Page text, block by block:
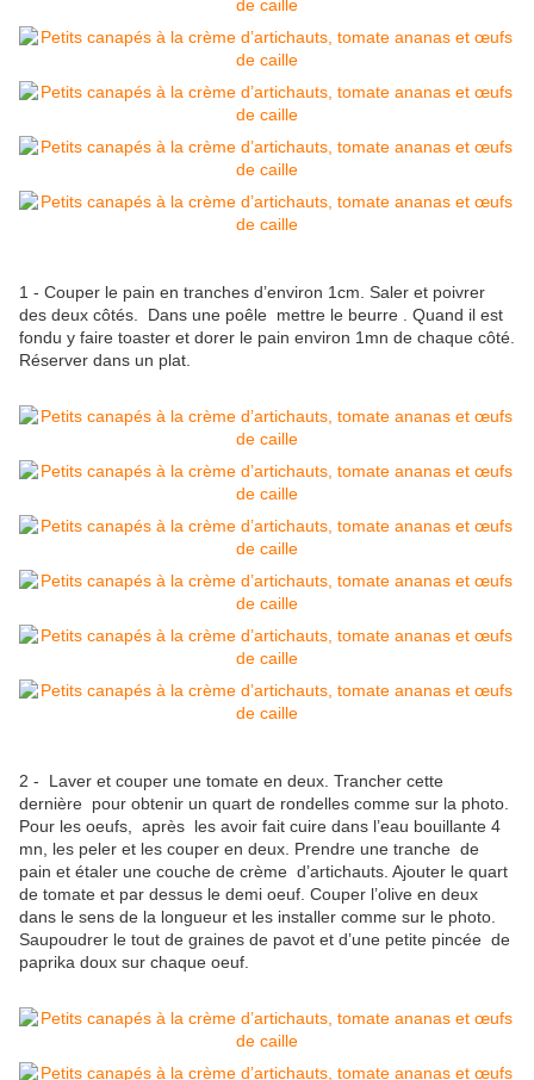
1 - Couper le pain en tranches d’environ 1cm. Saler et poivrer
des deux côtés. Dans une poêle mettre le beurre . Quand il est
fondu y faire toaster et dorer le pain environ 1mn de chaque côté.
Réserver dans un plat.
2 - Laver et couper une tomate en deux. Trancher cette
dernière pour obtenir un quart de rondelles comme sur la photo.
Pour les oeufs, après les avoir fait cuire dans l’eau bouillante 4
mn, les peler et les couper en deux. Prendre une tranche de
pain et étaler une couche de crème d’artichauts. Ajouter le quart
de tomate et par dessus le demi oeuf. Couper l’olive en deux
dans le sens de la longueur et les installer comme sur le photo.
Saupoudrer le tout de graines de pavot et d’une petite pincée de
paprika doux sur chaque oeuf.